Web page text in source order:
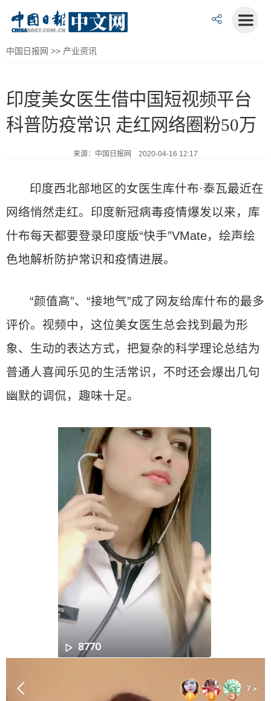
中国日报网 >> 产业资讯
印度美女医生借中国短视频平台
科普防疫常识 走红网络圈粉50万
来源：中国日报网 2020-04-16 12:17
印度西北部地区的女医生库什布·泰瓦最近在
网络悄然走红。印度新冠病毒疫情爆发以来，库
什布每天都要登录印度版“快手”VMate，绘声绘
色地解析防护常识和疫情进展。
“颜值高”、“接地气”成了网友给库什布的最多
评价。视频中，这位美女医生总会找到最为形
象、生动的表达方式，把复杂的科学理论总结为
普通人喜闻乐见的生活常识，不时还会爆出几句
幽默的调侃，趣味十足。